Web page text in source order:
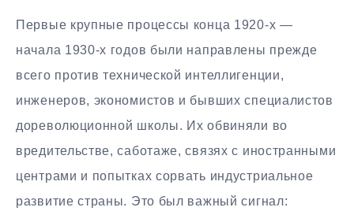
Первые крупные процессы конца 1920-х —
начала 1930-х годов были направлены прежде
всего против технической интеллигенции,
инженеров, экономистов и бывших специалистов
дореволюционной школы. Их обвиняли во
вредительстве, саботаже, связях с иностранными
центрами и попытках сорвать индустриальное
развитие страны. Это был важный сигнал: